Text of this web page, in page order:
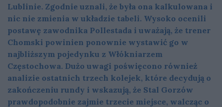
Lublinie. Zgodnie uznali, że była ona kalkulowana i
nic nie zmienia w układzie tabeli. Wysoko ocenili
postawę zawodnika Pollestada i uważają, że trener
Chomski powinien ponownie wystawić go w
najbliższym pojedynku z Włókniarzem
Częstochowa. Dużo uwagi poświęcono również
analizie ostatnich trzech kolejek, które decydują o
zakończeniu rundy i wskazują, że Stal Gorzów
prawdopodobnie zajmie trzecie miejsce, walcząc o